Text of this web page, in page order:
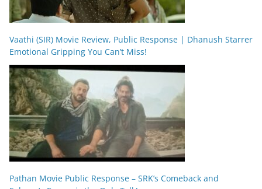
Vaathi (SIR) Movie Review, Public Response | Dhanush Starrer
Emotional Gripping You Can’t Miss!
Pathan Movie Public Response – SRK’s Comeback and